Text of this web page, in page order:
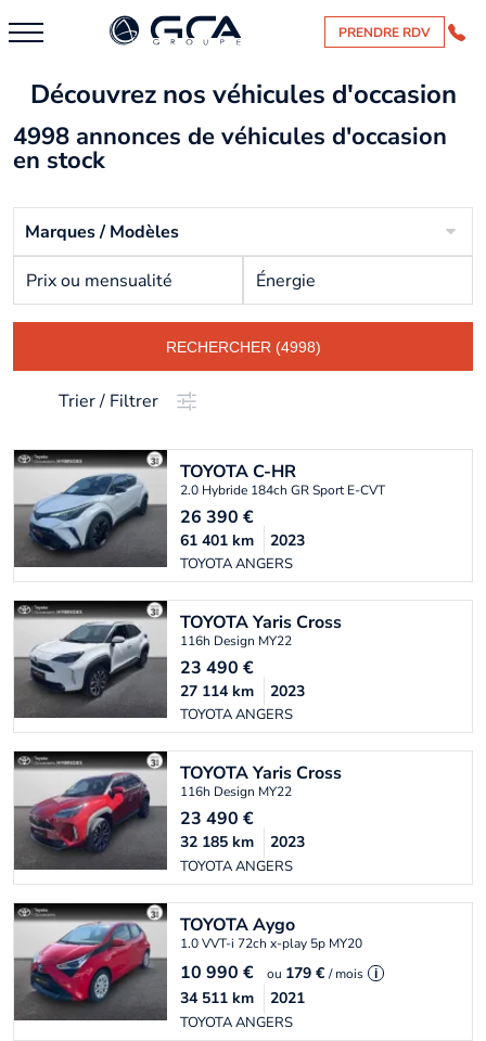
PRENDRE RDV
Découvrez nos véhicules d'occasion
4998 annonces de véhicules d'occasion
en stock
Marques / Modèles
Prix ou mensualité Énergie
RECHERCHER (4998)
Trier / Filtrer
TOYOTAC-HR
2.0 Hybride 184ch GR Sport E-CVT
26 390 €
TOYOTA ANGERS
61 401 km 2023
TOYOTAYaris Cross
116h Design MY22
23 490 €
TOYOTA ANGERS
27 114 km 2023
TOYOTAYaris Cross
116h Design MY22
23 490 €
TOYOTA ANGERS
32 185 km 2023
TOYOTAAygo
1.0 VVT-i 72ch x-play 5p MY20
10 990 € ou 179 € / mois i
TOYOTA ANGERS
34 511 km 2021